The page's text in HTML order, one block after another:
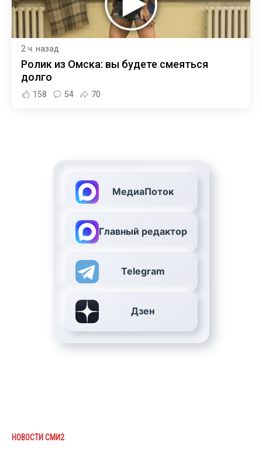
2 ч. назад
Ролик из Омска: вы будете смеяться
долго
158 54 70
МедиаПоток
Главный редактор
Telegram
Дзен
НОВОСТИ СМИ2